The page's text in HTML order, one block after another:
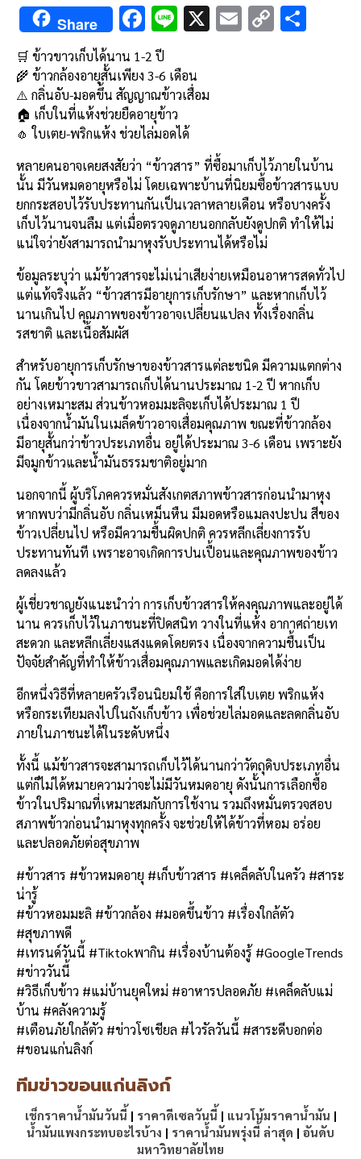
Share F
ac
e
b
o
o
k
Li
e
X E C
🛒 ข้าวขาวเก็บได้นาน 1-2 ปี
🌾 ข้าวกล้องอายุสั้นเพียง 3-6 เดือน
⚠️ กลิ่นอับ-มอดขึ้น สัญญาณข้าวเสื่อม
🏠 เก็บในที่แห้งช่วยยืดอายุข้าว
🧄 ใบเตย-พริกแห้ง ช่วยไล่มอดได้
หลายคนอาจเคยสงสัยว่า “ข้าวสาร” ที่ซื้อมาเก็บไว้ภายในบ้าน
นั้น มีวันหมดอายุหรือไม่ โดยเฉพาะบ้านที่นิยมซื้อข้าวสารแบบ
ยกกระสอบไว้รับประทานกันเป็นเวลาหลายเดือน หรือบางครั้ง
เก็บไว้นานจนลืม แต่เมื่อตรวจดูภายนอกกลับยังดูปกติ ทำให้ไม่
แน่ใจว่ายังสามารถนำมาหุงรับประทานได้หรือไม่
ข้อมูลระบุว่า แม้ข้าวสารจะไม่เน่าเสียง่ายเหมือนอาหารสดทั่วไป
แต่แท้จริงแล้ว “ข้าวสารมีอายุการเก็บรักษา” และหากเก็บไว้
นานเกินไป คุณภาพของข้าวอาจเปลี่ยนแปลง ทั้งเรื่องกลิ่น
รสชาติ และเนื้อสัมผัส
สำหรับอายุการเก็บรักษาของข้าวสารแต่ละชนิด มีความแตกต่าง
กัน โดยข้าวขาวสามารถเก็บได้นานประมาณ 1-2 ปี หากเก็บ
อย่างเหมาะสม ส่วนข้าวหอมมะลิจะเก็บได้ประมาณ 1 ปี
เนื่องจากน้ำมันในเมล็ดข้าวอาจเสื่อมคุณภาพ ขณะที่ข้าวกล้อง
มีอายุสั้นกว่าข้าวประเภทอื่น อยู่ได้ประมาณ 3-6 เดือน เพราะยัง
มีจมูกข้าวและน้ำมันธรรมชาติอยู่มาก
นอกจากนี้ ผู้บริโภคควรหมั่นสังเกตสภาพข้าวสารก่อนนำมาหุง
หากพบว่ามีกลิ่นอับ กลิ่นเหม็นหืน มีมอดหรือแมลงปะปน สีของ
ข้าวเปลี่ยนไป หรือมีความชื้นผิดปกติ ควรหลีกเลี่ยงการรับ
ประทานทันที เพราะอาจเกิดการปนเปื้อนและคุณภาพของข้าว
ลดลงแล้ว
ผู้เชี่ยวชาญยังแนะนำว่า การเก็บข้าวสารให้คงคุณภาพและอยู่ได้
นาน ควรเก็บไว้ในภาชนะที่ปิดสนิท วางในที่แห้ง อากาศถ่ายเท
สะดวก และหลีกเลี่ยงแสงแดดโดยตรง เนื่องจากความชื้นเป็น
ปัจจัยสำคัญที่ทำให้ข้าวเสื่อมคุณภาพและเกิดมอดได้ง่าย
อีกหนึ่งวิธีที่หลายครัวเรือนนิยมใช้ คือการใส่ใบเตย พริกแห้ง
หรือกระเทียมลงไปในถังเก็บข้าว เพื่อช่วยไล่มอดและลดกลิ่นอับ
ภายในภาชนะได้ในระดับหนึ่ง
ทั้งนี้ แม้ข้าวสารจะสามารถเก็บไว้ได้นานกว่าวัตถุดิบประเภทอื่น
แต่ก็ไม่ได้หมายความว่าจะไม่มีวันหมดอายุ ดังนั้นการเลือกซื้อ
ข้าวในปริมาณที่เหมาะสมกับการใช้งาน รวมถึงหมั่นตรวจสอบ
สภาพข้าวก่อนนำมาหุงทุกครั้ง จะช่วยให้ได้ข้าวที่หอม อร่อย
และปลอดภัยต่อสุขภาพ
#ข้าวสาร #ข้าวหมดอายุ #เก็บข้าวสาร #เคล็ดลับในครัว #สาระ
น่ารู้
#ข้าวหอมมะลิ #ข้าวกล้อง #มอดขึ้นข้าว #เรื่องใกล้ตัว
#สุขภาพดี
#เทรนด์วันนี้ #Tiktokพากิน #เรื่องบ้านต้องรู้ #GoogleTrends
#ข่าววันนี้
#วิธีเก็บข้าว #แม่บ้านยุคใหม่ #อาหารปลอดภัย #เคล็ดลับแม่
บ้าน #คลังความรู้
#เตือนภัยใกล้ตัว #ข่าวโซเชียล #ไวรัลวันนี้ #สาระดีบอกต่อ
#ขอนแก่นลิงก์
ทีมข่าวขอนแก่นลิงก์
เช็กราคาน้ำมันวันนี้ | ราคาดีเซลวันนี้ | แนวโน้มราคาน้ำมัน |
น้ำมันแพงกระทบอะไรบ้าง | ราคาน้ำมันพรุ่งนี้ ล่าสุด | อันดับ
มหาวิทยาลัยไทย